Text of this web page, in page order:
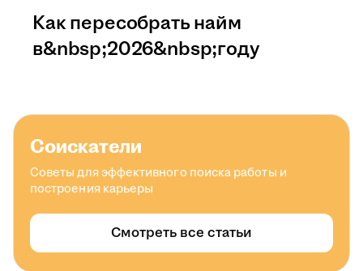
Как пересобрать найм
в&nbsp;2026&nbsp;году
Соискатели
Советы для эффективного поиска работы и
построения карьеры
Смотреть все статьи